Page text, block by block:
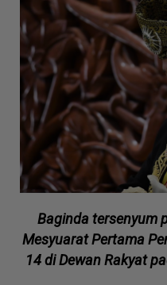
Baginda tersenyum
Mesyuarat Pertama
14 di Dewan Rakyat